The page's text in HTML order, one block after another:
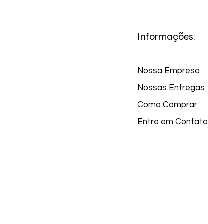
Informações:
Nossa Empresa
Nossas Entregas
Como Comprar
Entre em Contato